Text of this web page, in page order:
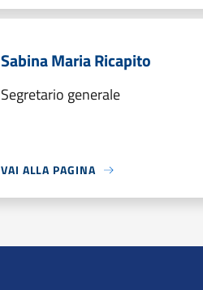
Sabina Maria Ricapito
Segretario generale
VAI ALLA PAGINA